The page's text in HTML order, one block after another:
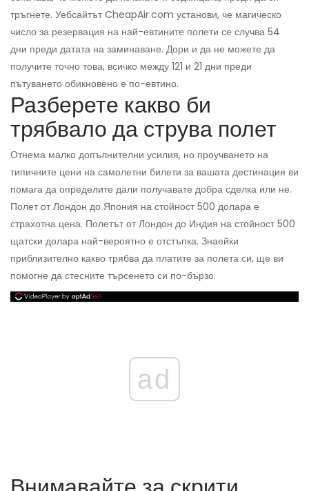
тръгнете. Уебсайтът CheapAir.com установи, че магическо
число за резервация на най-евтините полети се случва 54
дни преди датата на заминаване. Дори и да не можете да
получите точно това, всичко между 121 и 21 дни преди
пътуването обикновено е по-евтино.
Разберете какво би
трябвало да струва полет
Отнема малко допълнителни усилия, но проучването на
типичните цени на самолетни билети за вашата дестинация ви
помага да определите дали получавате добра сделка или не.
Полет от Лондон до Япония на стойност 500 долара е
страхотна цена. Полетът от Лондон до Индия на стойност 500
щатски долара най-вероятно е отстъпка. Знаейки
приблизително какво трябва да платите за полета си, ще ви
помогне да стесните търсенето си по-бързо.
ad